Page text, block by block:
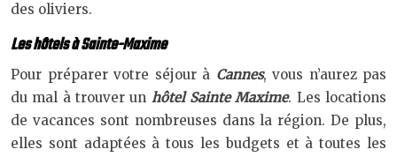
des oliviers.
Les hôtels à Sainte-Maxime
Pour préparer votre séjour à Cannes, vous n’aurez pas
du mal à trouver un hôtel Sainte Maxime. Les locations
de vacances sont nombreuses dans la région. De plus,
elles sont adaptées à tous les budgets et à toutes les